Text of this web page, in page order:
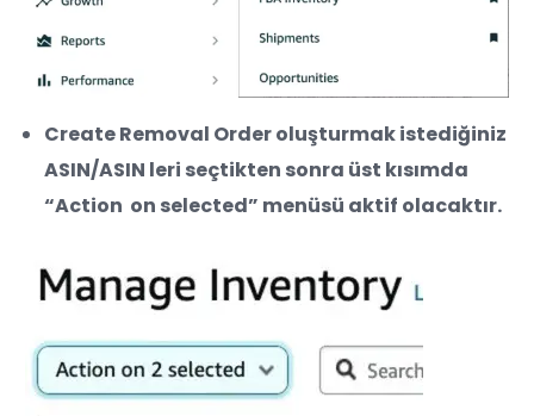
Create Removal Order oluşturmak istediğiniz
ASIN/ASIN leri seçtikten sonra üst kısımda
“Action on selected” menüsü aktif olacaktır.